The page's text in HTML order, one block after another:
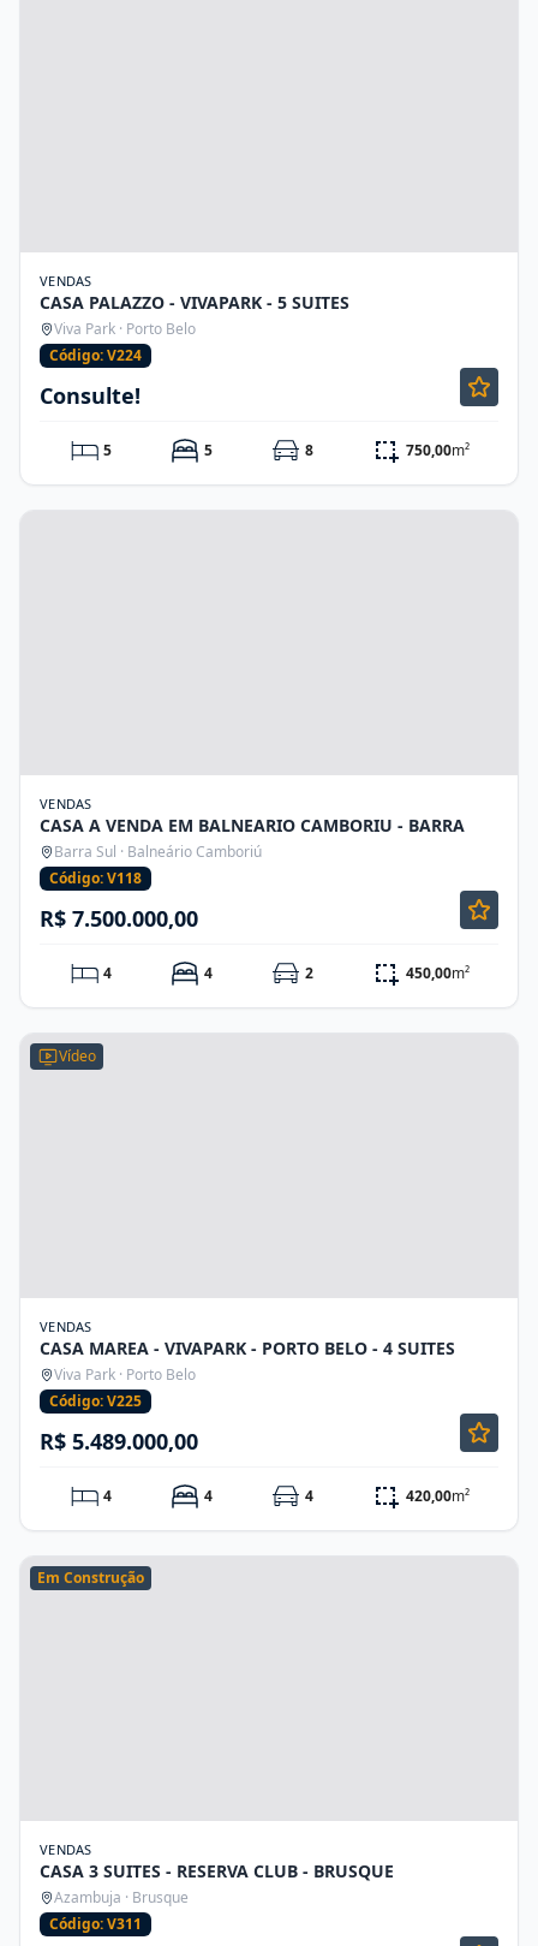
VENDAS
CASA PALAZZO - VIVAPARK - 5 SUITES
Viva Park · Porto Belo
Código: V224
Consulte!
5 5 8 750,00m²
VENDAS
CASA A VENDA EM BALNEARIO CAMBORIU - BARRA
Barra Sul · Balneário Camboriú
Código: V118
R$ 7.500.000,00
4 4 2 450,00m²
Vídeo
VENDAS
CASA MAREA - VIVAPARK - PORTO BELO - 4 SUITES
Viva Park · Porto Belo
Código: V225
R$ 5.489.000,00
4 4 4 420,00m²
Em Construção
VENDAS
CASA 3 SUITES - RESERVA CLUB - BRUSQUE
Azambuja · Brusque
Código: V311